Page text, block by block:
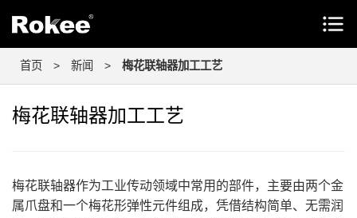
首页 > 新闻 > 梅花联轴器加工工艺
梅花联轴器加工工艺
梅花联轴器作为工业传动领域中常用的部件，主要由两个金
属爪盘和一个梅花形弹性元件组成，凭借结构简单、无需润